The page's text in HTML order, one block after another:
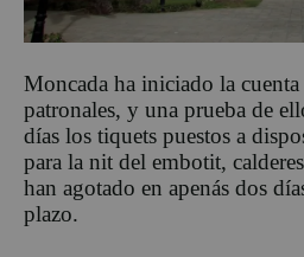
Moncada ha iniciado la cuenta
patronales, y una prueba de
días los tiquets puestos a
para la nit del embotit,
han agotado en apenás dos
plazo.